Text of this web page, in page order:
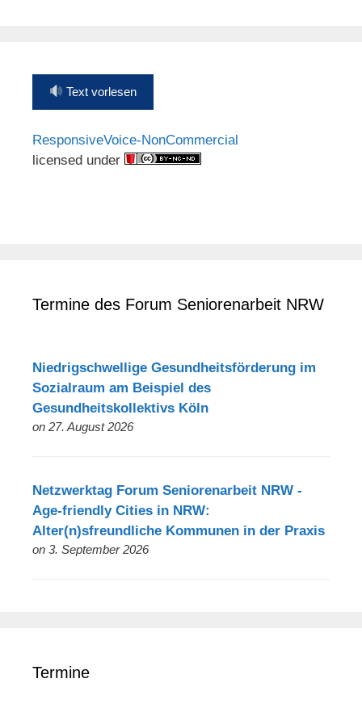
Text vorlesen
ResponsiveVoice-NonCommercial
licensed under
Termine des Forum Seniorenarbeit NRW
Niedrigschwellige Gesundheitsförderung im
Sozialraum am Beispiel des
Gesundheitskollektivs Köln
on 27. August 2026
Netzwerktag Forum Seniorenarbeit NRW -
Age-friendly Cities in NRW:
Alter(n)sfreundliche Kommunen in der Praxis
on 3. September 2026
Termine